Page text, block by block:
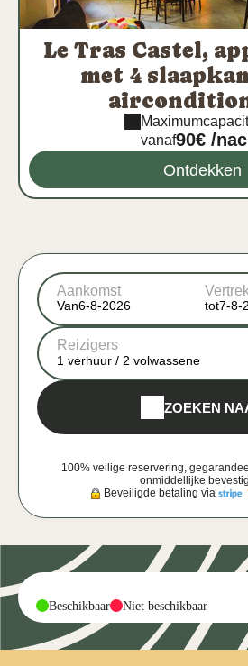
Le Tras Castel,
met 4
vanaf90€ /
Ontdekken
Aankomst
Van tot
Reizigers
1 verhuur / 2 volwassene
ZOEKEN
100% veilige reservering,
onmiddellijke
Beveiligde betaling via
Beschikbaar Niet beschikbaar